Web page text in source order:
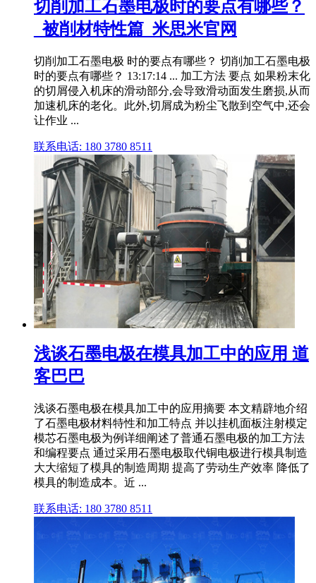
切削加工石墨电极时的要点有哪些？
_被削材特性篇_米思米官网
切削加工石墨电极 时的要点有哪些？ 切削加工石墨电极
时的要点有哪些？ 13:17:14 ... 加工方法 要点 如果粉末化
的切屑侵入机床的滑动部分,会导致滑动面发生磨损,从而
加速机床的老化。此外,切屑成为粉尘飞散到空气中,还会
让作业 ...
联系电话: 180 3780 8511
浅谈石墨电极在模具加工中的应用 道
客巴巴
浅谈石墨电极在模具加工中的应用摘要 本文精辟地介绍
了石墨电极材料特性和加工特点 并以挂机面板注射模定
模芯石墨电极为例详细阐述了普通石墨电极的加工方法
和编程要点 通过采用石墨电极取代铜电极进行模具制造
大大缩短了模具的制造周期 提高了劳动生产效率 降低了
模具的制造成本。近 ...
联系电话: 180 3780 8511